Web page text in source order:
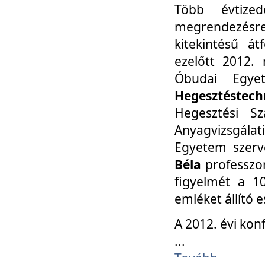
Több
kitekintésű
ezelőtt 2012.
Óbudai
Hegesztési
Egyetem
Béla
figyelmét a
emléket állító
A 2012. évi
...